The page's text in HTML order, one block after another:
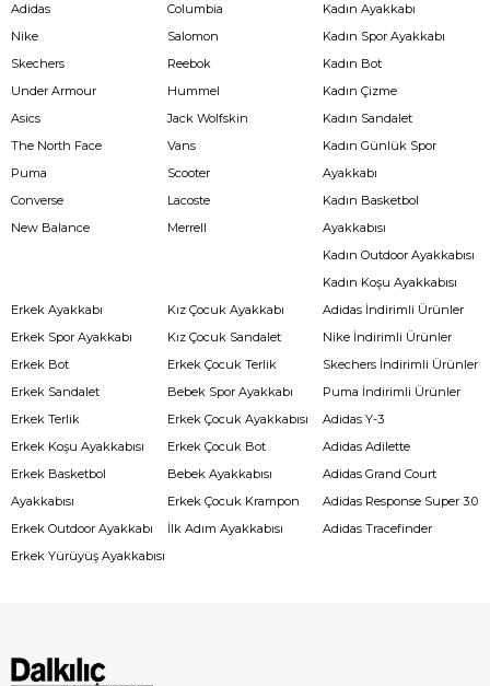
Adidas
Nike
Skechers
Under Armour
Asics
The North Face
Puma
Converse
New Balance
Columbia
Salomon
Reebok
Hummel
Jack Wolfskin
Vans
Scooter
Lacoste
Merrell
Kadın Ayakkabı
Kadın Spor Ayakkabı
Kadın Bot
Kadın Çizme
Kadın Sandalet
Kadın Günlük Spor
Ayakkabı
Kadın Basketbol
Ayakkabısı
Kadın Outdoor Ayakkabısı
Kadın Koşu Ayakkabısı
Erkek Ayakkabı
Erkek Spor Ayakkabı
Erkek Bot
Erkek Sandalet
Erkek Terlik
Erkek Koşu Ayakkabısı
Erkek Basketbol
Ayakkabısı
Erkek Outdoor Ayakkabı
Erkek Yürüyüş Ayakkabısı
Kız Çocuk Ayakkabı
Kız Çocuk Sandalet
Erkek Çocuk Terlik
Bebek Spor Ayakkabı
Erkek Çocuk Ayakkabısı
Erkek Çocuk Bot
Bebek Ayakkabısı
Erkek Çocuk Krampon
İlk Adım Ayakkabısı
Adidas İndirimli Ürünler
Nike İndirimli Ürünler
Skechers İndirimli Ürünler
Puma İndirimli Ürünler
Adidas Y-3
Adidas Adilette
Adidas Grand Court
Adidas Response Super 3.0
Adidas Tracefinder